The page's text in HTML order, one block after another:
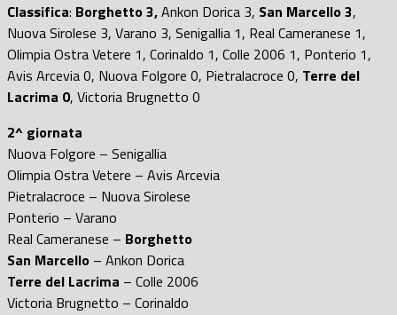
Classifica: Borghetto 3,Ankon Dorica 3, San Marcello 3,
Nuova Sirolese 3, Varano 3, Senigallia 1, Real Cameranese 1,
Olimpia Ostra Vetere 1, Corinaldo 1, Colle 2006 1, Ponterio 1,
Avis Arcevia 0, Nuova Folgore 0, Pietralacroce 0, Terre del
Lacrima 0, Victoria Brugnetto 0
2^ giornata
Nuova Folgore – Senigallia
Olimpia Ostra Vetere – Avis Arcevia
Pietralacroce – Nuova Sirolese
Ponterio – Varano
Real Cameranese – Borghetto
San Marcello – Ankon Dorica
Terre del Lacrima – Colle 2006
Victoria Brugnetto – Corinaldo